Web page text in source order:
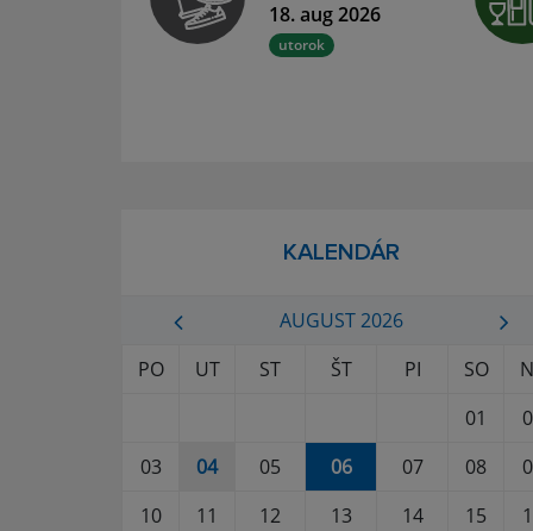
18. aug 2026
utorok
KALENDÁR
AUGUST 2026
PO
UT ST ŠT PI SO
01
03
04 05 06 07 08
10
11 12 13 14 15